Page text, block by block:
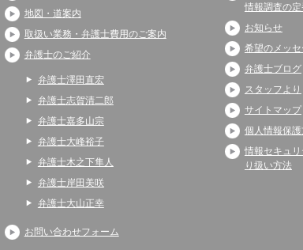
地図・道案内
取扱い業務・弁護士費用のご案内
弁護士のご紹介
弁護士澤田直宏
弁護士志賀清二郎
弁護士嘉多山宗
弁護士大峰裕子
弁護士木之下隼人
弁護士岸田美咲
弁護士大山正幸
お問い合わせフォーム
情報調査の定
お知らせ
希望のメッセ
弁護士ブログ
スタッフより
サイトマップ
個人情報保
情報セキュ
り扱い方法